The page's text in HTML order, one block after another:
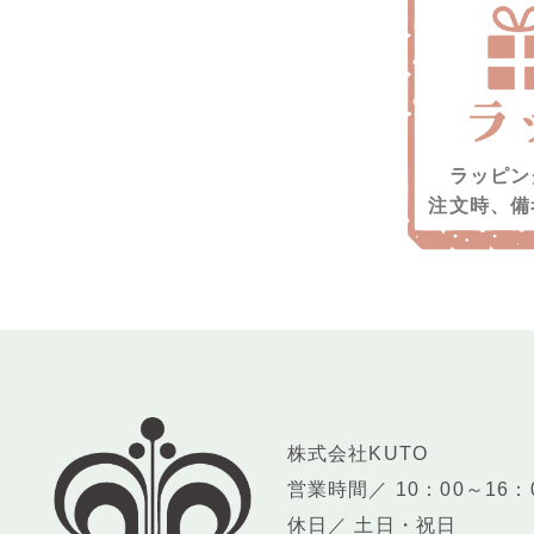
ラッピ
注文時、
株式会社KUTO
営業時間／ 10：00～16
休日／ 土日・祝日